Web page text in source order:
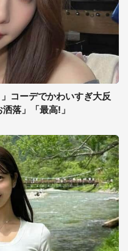
コーデでかわいすぎ大反
落」「最高!」